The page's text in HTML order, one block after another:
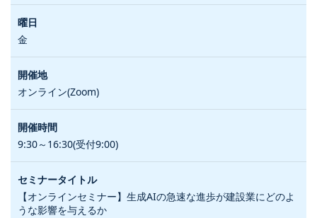
金
オンライン(Zoom)
9:30～16:30(受付9:00)
【オンラインセミナー】生成AIの急速な進歩が建設業にどのよ
うな影響を与えるか